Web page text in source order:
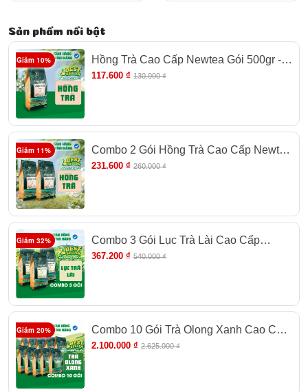
Pha Trà Chanh, Trà Tắc
Pha Trà Chanh, Trà Tắc
Sản phẩm nổi bật
Giảm 10%
Hồng Trà Cao Cấp Newtea Gói 500gr -
Chuyên Pha Chế Hồng Trà Long Nhãn,
117.600 ₫ 130.000 ₫
Giảm 11%
Combo 2 Gói Hồng Trà Cao Cấp Newtea
Gói 1000gr - Chuyên Pha Chế Hồng Trà
231.600 ₫ 260.000 ₫
Giảm 32%
Combo 3 Gói Lục Trà Lài Cao Cấp
Newtea 1500gr - Pha Trà Chanh, Lục Trà
367.200 ₫ 540.000 ₫
Giảm 20%
Combo 10 Gói Trà Olong Xanh Cao Cấp
Newtea 5000g - Pha Olong Long Nhãn,
2.100.000 ₫ 2.625.000 ₫